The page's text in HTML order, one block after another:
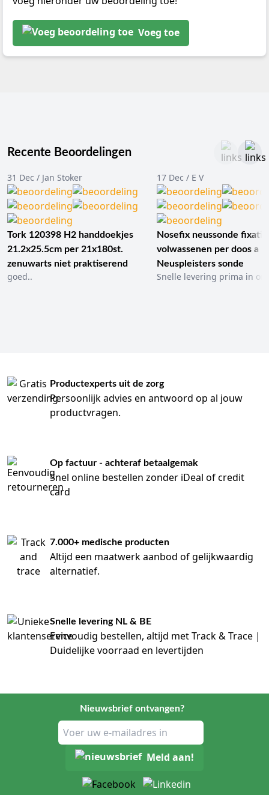
Voeg toe
Recente Beoordelingen
31 Dec / Jan Stoker
Tork 120398 H2 handdoekjes
21.2x25.5cm per 21x180st.
zenuwarts niet praktiserend
goed..
17 Dec / E V
Nosefix neussonde
volwassenen per doos a
Neuspleisters sonde
Snelle levering prima in
Productexperts uit de zorg
Persoonlijk advies en antwoord op al jouw
productvragen.
Op factuur - achteraf betaalgemak
Snel online bestellen zonder iDeal of credit
card
7.000+ medische producten
Altijd een maatwerk aanbod of gelijkwaardig
alternatief.
Snelle levering NL & BE
Eenvoudig bestellen, altijd met Track & Trace |
Duidelijke voorraad en levertijden
Nieuwsbrief ontvangen?
Meld aan!